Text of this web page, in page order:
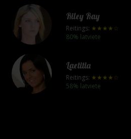
Riley Ray
Reitings: ★★★★☆
80% latviete
Laetitia
Reitings: ★★★★☆
58% latviete